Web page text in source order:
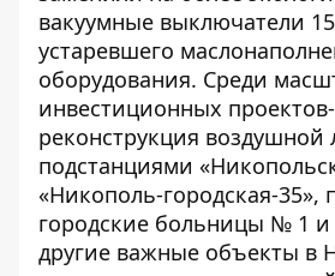
вакуумные выключатели
устаревшего
оборудования. Среди
инвестиционных
реконструкция
подстанциями
«Никополь-городская-
городские больницы № 1 и
другие важные объекты в